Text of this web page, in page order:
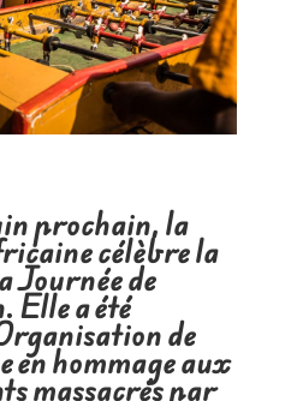
prochain, la
célèbre la
Journée de
Elle a été
de
en hommage aux
massacrés par